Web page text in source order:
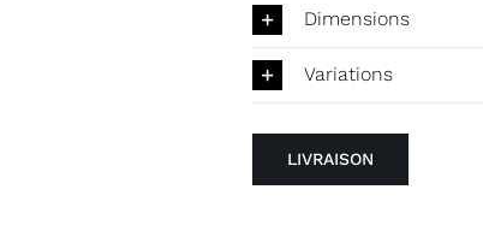
Dimensions
Variations
LIVRAISON